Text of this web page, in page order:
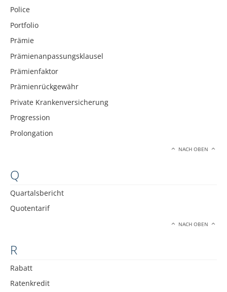
Police
Portfolio
Prämie
Prämienanpassungsklausel
Prämienfaktor
Prämienrückgewähr
Private Krankenversicherung
Progression
Prolongation
NACH OBEN
Q
Quartalsbericht
Quotentarif
NACH OBEN
R
Rabatt
Ratenkredit